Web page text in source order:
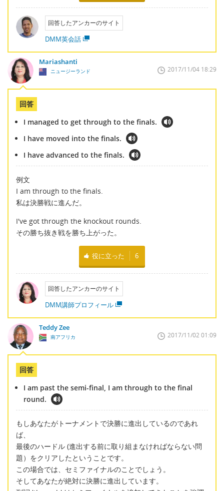
回答したアンカーのサイト
DMM英会話
Mariashanti
ニュージーランド 2017/11/04 18:29
回答
I managed to get through to the finals.
I have moved into the finals.
I have advanced to the finals.
例文
I am through to the finals.
私は決勝戦に進んだ。
I've got through the knockout rounds.
その勝ち抜き戦を勝ち上がった。
役に立った 6
回答したアンカーのサイト
DMM講師プロフィール
Teddy Zee
南アフリカ 2017/11/02 01:09
回答
I am past the semi-final, I am through to the final
round.
もしあなたがトーナメントで決勝に進出しているのであれ
ば、
最後のハードル (進出する前に取り組まなければならない問
題）をクリアしたということです。
この場合では、セミファイナルのことでしょう。
そしてあなたが絶対に決勝に進出しています。